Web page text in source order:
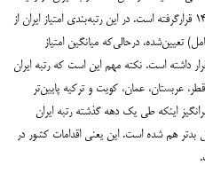
ادراک فساد بین ۱۸۰ کشور جهان در جایگاه ۱۴۸ قرارگرفته است. در این رتبه‌بندی امتیاز ایران از
۲۵ از ۱۰۰ (۱۰۰ شفافیت کامل) تعیین‌شده، درحالی‌که میانگین امتیاز
در زمینه مبارزه با فساد روی عدد ۴۳ قرار داشته است. نکته مهم این است که رتبه ایران
عربستان، عمان، کویت و ترکیه پایین‌تر
اینکه طی یک دهه گذشته رتبه ایران
بدتر هم شده است. این یعنی اقدامات کشور در